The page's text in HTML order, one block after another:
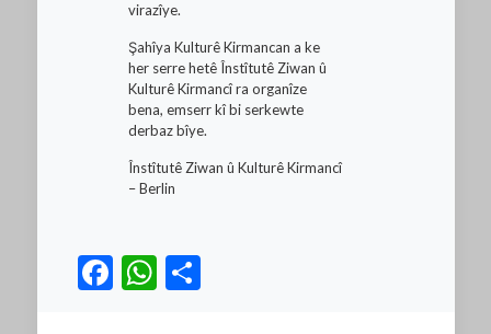
virazîye.
Şahîya Kulturê Kirmancan a ke
her serre hetê Înstîtutê Ziwan û
Kulturê Kirmancî ra organîze
bena, emserr kî bi serkewte
derbaz bîye.
Înstîtutê Ziwan û Kulturê Kirmancî
– Berlin
Facebook
WhatsApp
Teilen